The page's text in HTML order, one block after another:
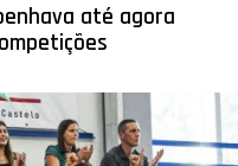
até agora